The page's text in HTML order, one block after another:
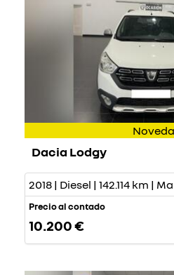
Dacia Lodgy
2018 | Diesel | 142.114 km |
Precio al contado
10.200 €